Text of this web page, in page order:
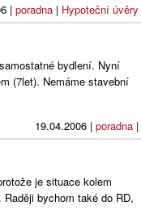
| poradna| Hypoteční úvěry
bydlení. Nyní
(7let). Nemáme stavební
19.04.2006| poradna|
je situace kolem
bychom také do RD,